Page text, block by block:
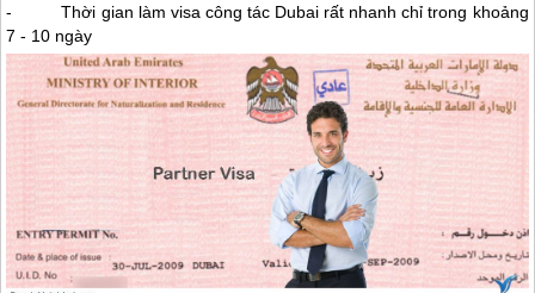
- Thời gian làm visa công tác Dubai rất nhanh chỉ trong khoảng
7 - 10 ngày